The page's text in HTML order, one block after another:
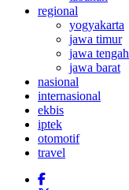
regional
yogyakarta
jawa timur
jawa tengah
jawa barat
nasional
internasional
ekbis
iptek
otomotif
travel